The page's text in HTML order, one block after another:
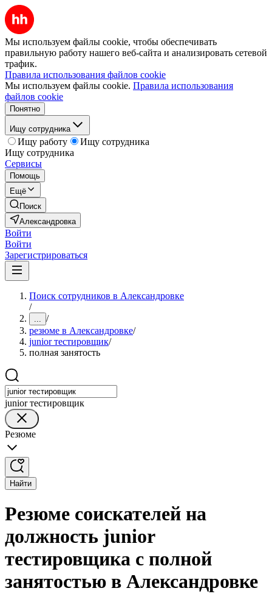
Мы используем файлы cookie, чтобы обеспечивать
правильную работу нашего веб-сайта и анализировать сетевой
трафик.
Правила использования файлов cookie
Мы используем файлы cookie. Правила использования
файлов cookie
Понятно
Ищу сотрудника
Ищу работу
Ищу сотрудника
Ищу сотрудника
Сервисы
Помощь
Ещё
Поиск
Александровка
Войти
Войти
Зарегистрироваться
Поиск сотрудников в Александровке
/
... /
резюме в Александровке/
junior тестировщик/
полная занятость
junior тестировщик
Резюме
Найти
Резюме соискателей на
должность junior
тестировщика с полной
занятостью в Александровке